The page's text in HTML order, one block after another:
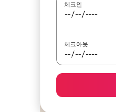
체크인
체크아웃